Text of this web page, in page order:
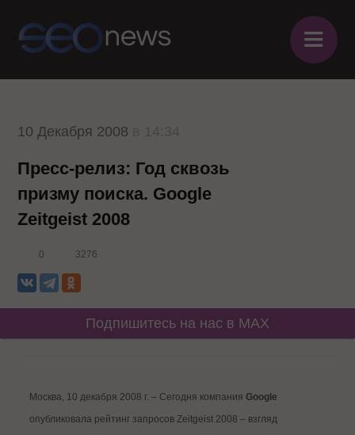
≡
10 Декабря 2008
Пресс-релиз: Год сквозь
призму поиска. Google
Zeitgeist 2008
0 3276
Подпишитесь на нас в MAX
Москва, 10 декабря 2008 г. – Сегодня компания Google
опубликовала рейтинг запросов Zeitgeist 2008 – взгляд